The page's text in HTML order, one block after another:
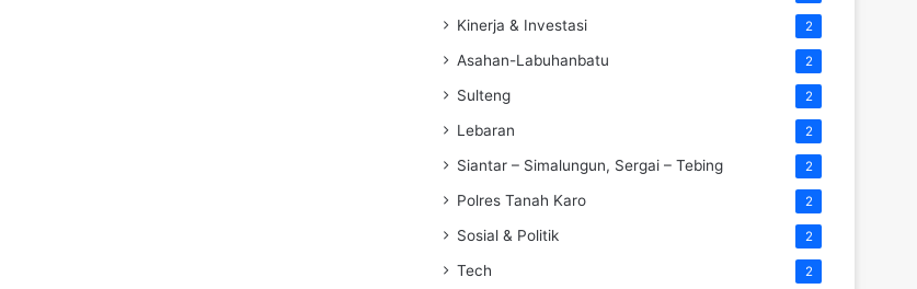
Kinerja & Investasi 2
Asahan-Labuhanbatu 2
Sulteng 2
Lebaran 2
Siantar – Simalungun, Sergai – Tebing 2
Polres Tanah Karo 2
Sosial & Politik 2
Tech 2